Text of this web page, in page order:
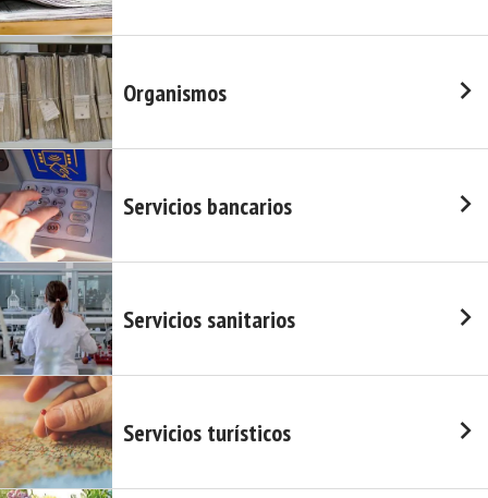
Organismos
Servicios bancarios
Servicios sanitarios
Servicios turísticos